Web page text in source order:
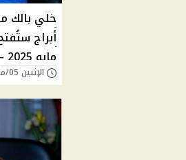
أبراج
بانتظارهم
الإثنين 05/مايو/2025 - 10:54 م